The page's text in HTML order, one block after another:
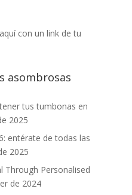
con un link de tu
asombrosas
tus tumbonas en
2025
entérate de todas las
2025
Through Personalised
de 2024